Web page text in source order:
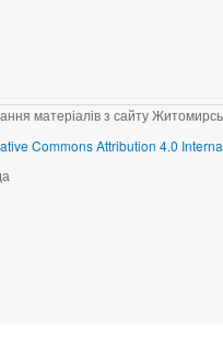
матеріалів з сайту
Commons Attribution 4.0